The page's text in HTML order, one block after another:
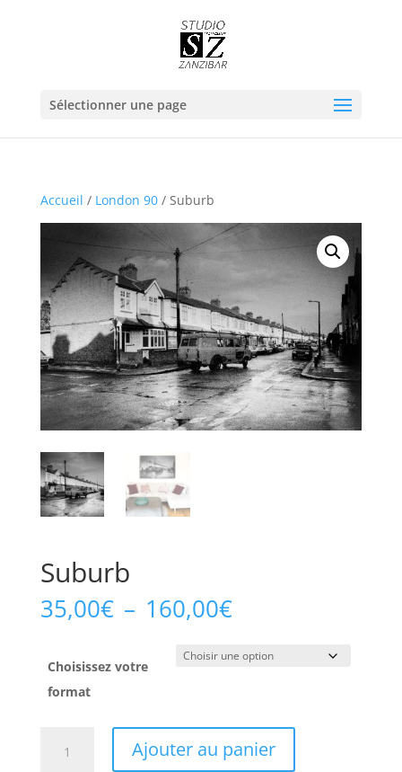
Sélectionner une page
Accueil / London 90/ Suburb
Suburb
35,00€ – 160,00€Plage
de
prix :
35,00€
Choisissez votre
format
Ajouter au panier